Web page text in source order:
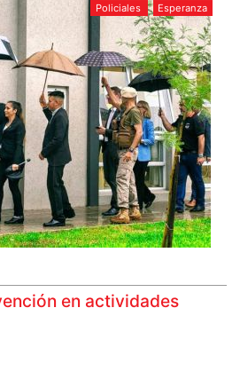
Policiales Esperanza
en actividades